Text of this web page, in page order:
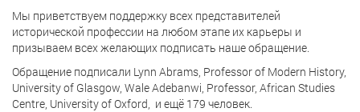
Мы приветствуем поддержку всех представителей
исторической профессии на любом этапе их карьеры и
призываем всех желающих подписать наше обращение.
Обращение подписали Lynn Abrams, Professor of Modern History,
University of Glasgow, Wale Adebanwi, Professor, African Studies
Centre, University of Oxford, и ещё 179 человек.